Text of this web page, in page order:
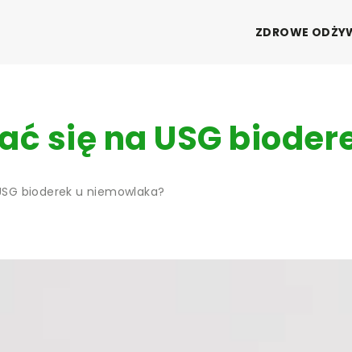
ZDROWE
się na USG
bioderek u niemowlaka?